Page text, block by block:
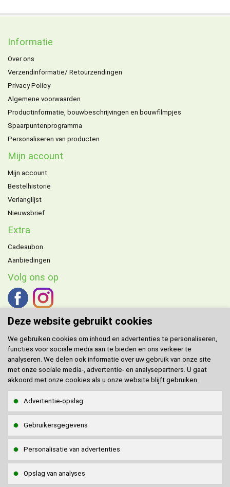
Informatie
Over ons
Verzendinformatie/ Retourzendingen
Privacy Policy
Algemene voorwaarden
Productinformatie, bouwbeschrijvingen en bouwfilmpjes
Spaarpuntenprogramma
Personaliseren van producten
Mijn account
Mijn account
Bestelhistorie
Verlanglijst
Nieuwsbrief
Extra
Cadeaubon
Aanbiedingen
Volg ons op
DOMENECHagent voor de Benelux.
Klantenservice
Sitemap
Klantenservice viaWhatsApp
WhatsApp naar0642908117
Veilig online betalen
Deze website gebruikt cookies
We gebruiken cookies om inhoud en advertenties te personaliseren,
functies voor sociale media aan te bieden en ons verkeer te
analyseren. We delen ook informatie over uw gebruik van onze site
met onze sociale media-, advertentie- en analysepartners. U gaat
akkoord met onze cookies als u onze website blijft gebruiken.
Advertentie-opslag
Gebruikersgegevens
Personalisatie van advertenties
Opslag van analyses